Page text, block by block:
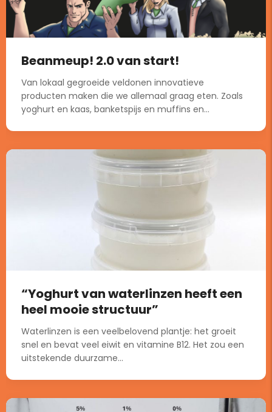
Beanmeup! 2.0 van start!
Van lokaal gegroeide veldonen innovatieve
producten maken die we allemaal graag eten. Zoals
yoghurt en kaas, banketspijs en muffins en...
“Yoghurt van waterlinzen heeft een
heel mooie structuur”
Waterlinzen is een veelbelovend plantje: het groeit
snel en bevat veel eiwit en vitamine B12. Het zou een
uitstekende duurzame...